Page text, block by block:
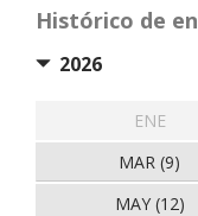
Histórico de
2026
ENE
MAR (9)
MAY (12)